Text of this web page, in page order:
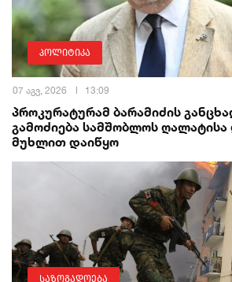
პოლიტიკა
07 აგვ, 2026 13:09
პროკურატურამ ბარამიძის
გამოძიება სამშობლოს ღალატისა
მუხლით დაიწყო
საზოგადოება